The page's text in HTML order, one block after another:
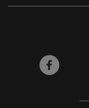
facebook